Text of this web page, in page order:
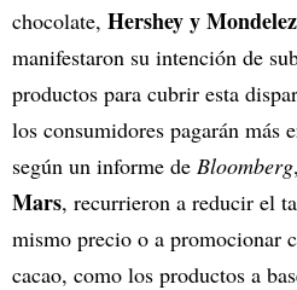
chocolate, Hershey y Mondelez
manifestaron su intención de
productos para cubrir esta
los consumidores pagarán más
según un informe de Bloomberg
Mars, recurrieron a reducir el
mismo precio o a promocionar
cacao, como los productos a